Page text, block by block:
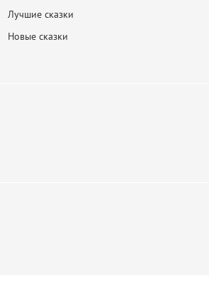
Лучшие сказки
Новые сказки